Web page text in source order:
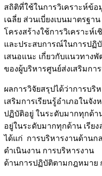
สถิติที่ใช้ในการวิเคราะห์ข้
เฉลี่ย ส่วนเบี่ยงเบนมาตรฐ
โครงสร้างใช้การวิเคราะห์
และประสบการณ์ในการปฏิ
เสนอแนะ เกี่ยวกับแนวทาง
ของผู้บริหารศูนย์ส่งเสริมกา
ผลการวิจัยสรุปได้ว่าการบริ
เสริมการเรียนรู้อำเภอใน
ปฏิบัติอยู่ ในระดับมากทุกด้า
อยู่ในระดับมากทุกด้าน เรีย
ได้แก่ การบริหารงานด้านก
ดำเนินงาน การบริหารงา
ด้านการปฏิบัติตามกฎหมาย